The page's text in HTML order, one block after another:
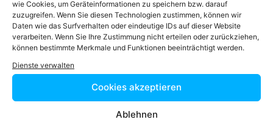
wie Cookies, um Geräteinformationen zu speichern bzw. darauf
zuzugreifen. Wenn Sie diesen Technologien zustimmen, können wir
Daten wie das Surfverhalten oder eindeutige IDs auf dieser Website
verarbeiten. Wenn Sie Ihre Zustimmung nicht erteilen oder zurückziehen,
können bestimmte Merkmale und Funktionen beeinträchtigt werden.
Dienste verwalten
Cookies akzeptieren
Ablehnen
Zum Profil
Podcast